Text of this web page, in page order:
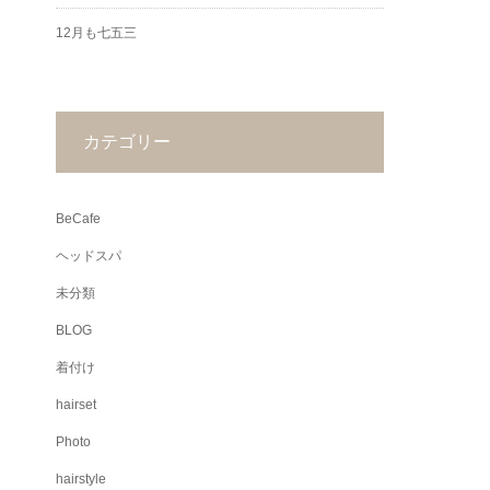
12月も七五三
カテゴリー
BeCafe
ヘッドスパ
未分類
BLOG
着付け
hairset
Photo
hairstyle